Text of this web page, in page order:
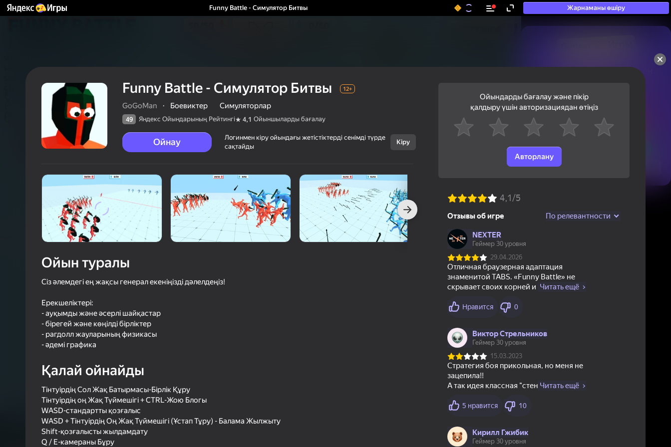
Funny Battle - Симулятор Битвы Жарнаманы өшіру
50+ топ ойындар, олармен
Бас тарту
Симулятор
GoGoMan
Боевиктер
Симуляторлар
49 Яндекс Ойындарының Рейтингі
4,1 Ойыншыларды бағалау
Funny Battle - Симулятор Битвы 12+
GoGoMan · Боевиктер Симуляторлар
49 Яндекс Ойындарының Рейтингі 4,1 Ойыншыларды бағалау
Ойнау
Логинмен кіру ойындағы жетістіктерді сенімді түрде
сақтайды
Кіру
Ойын туралы
Сіз әлемдегі ең жақсы генерал екеніңізді дәлелдеңіз!
Ерекшеліктері:
- ауқымды және әсерлі шайқастар
- бірегей және көңілді бірліктер
- рагдолл жауларының физикасы
- әдемі графика
Қалай ойнайды
Тінтуірдің Сол Жақ Батырмасы-Бірлік Құру
Тінтуірдің оң Жақ Түймешігі + CTRL-Жою Блогы
WASD-стандартты қозғалыс
WASD + Тінтуірдің Оң Жақ Түймешігі (Ұстап Тұру) - Балама Жылжыту
Shift-қозғалысты жылдамдату
Q / E-камераны Бұру
Ойындарды бағалау және пікір
қалдыру үшін авторизациядан өтіңіз
Авторлану